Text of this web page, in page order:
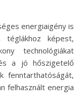
energiaigény is
téglákhoz képest,
technológiákat
a jó hőszigetelő
fenntarthatóságát,
felhasznált energia